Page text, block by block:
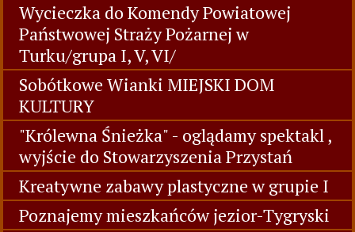
Wycieczka do Komendy Powiatowej
Państwowej Straży Pożarnej w
Turku/grupa I, V, VI/
Sobótkowe Wianki MIEJSKI DOM
KULTURY
"Królewna Śnieżka" - oglądamy spektakl ,
wyjście do Stowarzyszenia Przystań
Kreatywne zabawy plastyczne w grupie I
Poznajemy mieszkańców jezior-Tygryski